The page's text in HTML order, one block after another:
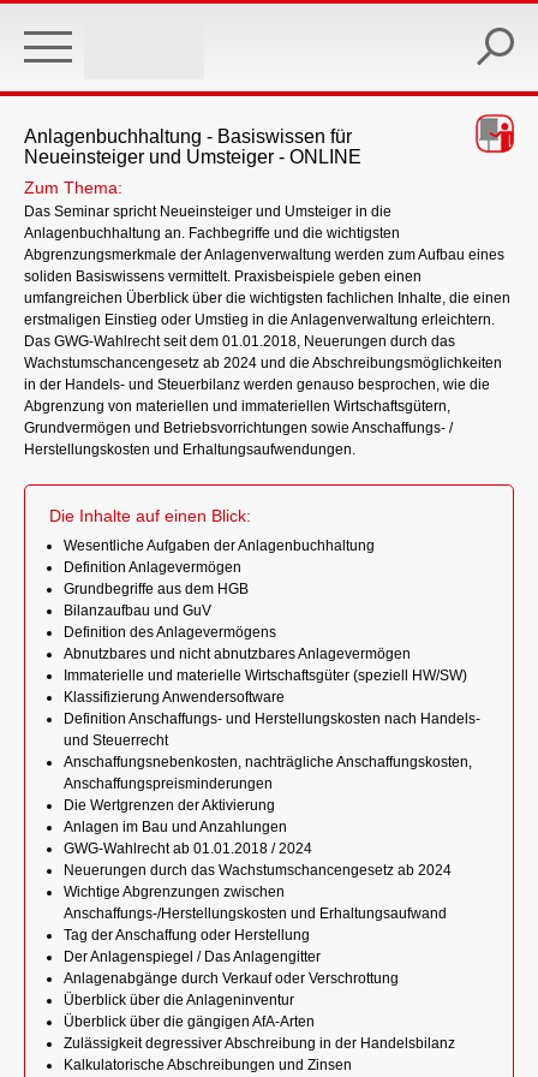
main
Anlagenbuchhaltung - Basiswissen für
Neueinsteiger und Umsteiger - ONLINE
Zum Thema:
Das Seminar spricht Neueinsteiger und Umsteiger in die
Anlagenbuchhaltung an. Fachbegriffe und die wichtigsten
Abgrenzungsmerkmale der Anlagenverwaltung werden zum Aufbau eines
soliden Basiswissens vermittelt. Praxisbeispiele geben einen
umfangreichen Überblick über die wichtigsten fachlichen Inhalte, die einen
erstmaligen Einstieg oder Umstieg in die Anlagenverwaltung erleichtern.
Das GWG-Wahlrecht seit dem 01.01.2018, Neuerungen durch das
Wachstumschancengesetz ab 2024 und die Abschreibungsmöglichkeiten
in der Handels- und Steuerbilanz werden genauso besprochen, wie die
Abgrenzung von materiellen und immateriellen Wirtschaftsgütern,
Grundvermögen und Betriebsvorrichtungen sowie Anschaffungs- /
Herstellungskosten und Erhaltungsaufwendungen.
Die Inhalte auf einen Blick:
Wesentliche Aufgaben der Anlagenbuchhaltung
Definition Anlagevermögen
Grundbegriffe aus dem HGB
Bilanzaufbau und GuV
Definition des Anlagevermögens
Abnutzbares und nicht abnutzbares Anlagevermögen
Immaterielle und materielle Wirtschaftsgüter (speziell HW/SW)
Klassifizierung Anwendersoftware
Definition Anschaffungs- und Herstellungskosten nach Handels-
und Steuerrecht
Anschaffungsnebenkosten, nachträgliche Anschaffungskosten,
Anschaffungspreisminderungen
Die Wertgrenzen der Aktivierung
Anlagen im Bau und Anzahlungen
GWG-Wahlrecht ab 01.01.2018 / 2024
Neuerungen durch das Wachstumschancengesetz ab 2024
Wichtige Abgrenzungen zwischen
Anschaffungs-/Herstellungskosten und Erhaltungsaufwand
Tag der Anschaffung oder Herstellung
Der Anlagenspiegel / Das Anlagengitter
Anlagenabgänge durch Verkauf oder Verschrottung
Überblick über die Anlageninventur
Überblick über die gängigen AfA-Arten
Zulässigkeit degressiver Abschreibung in der Handelsbilanz
Kalkulatorische Abschreibungen und Zinsen